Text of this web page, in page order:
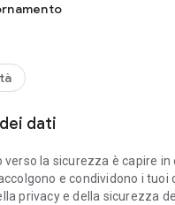
dati
verso la sicurezza è capire in
e condividono i tuoi
privacy e della sicurezza